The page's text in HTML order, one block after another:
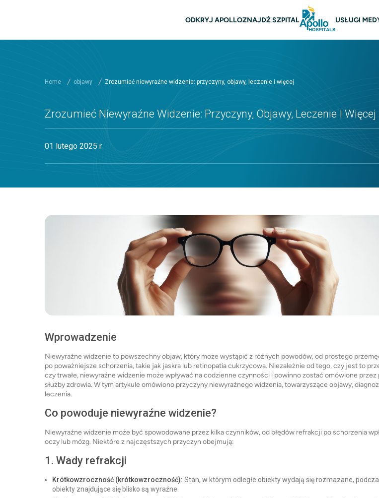
główna nawigacja
ODKRYJ APOLLOZNAJDŹ SZPITAL USŁUGI
Home objawy Zrozumieć niewyraźne widzenie: przyczyny, objawy, leczenie i więcej
Zrozumieć Niewyraźne Widzenie: Przyczyny, Objawy, Leczenie I Więcej
01 lutego 2025 r.
Wprowadzenie
Niewyraźne widzenie to powszechny objaw, który może wystąpić z różnych powodów, od prostego
po poważniejsze schorzenia, takie jak jaskra lub retinopatia cukrzycowa. Niezależnie od tego, czy jest to
czy trwałe, niewyraźne widzenie może wpływać na codzienne czynności i powinno zostać omówione przez
służby zdrowia. W tym artykule omówiono przyczyny niewyraźnego widzenia, towarzyszące objawy,
leczenia.
Co powoduje niewyraźne widzenie?
Niewyraźne widzenie może być spowodowane przez kilka czynników, od błędów refrakcji po schorzenia
oczy lub mózg. Niektóre z najczęstszych przyczyn obejmują:
1. Wady refrakcji
Krótkowzroczność (krótkowzroczność): Stan, w którym odległe obiekty wydają się rozmazane,
obiekty znajdujące się blisko są wyraźne.